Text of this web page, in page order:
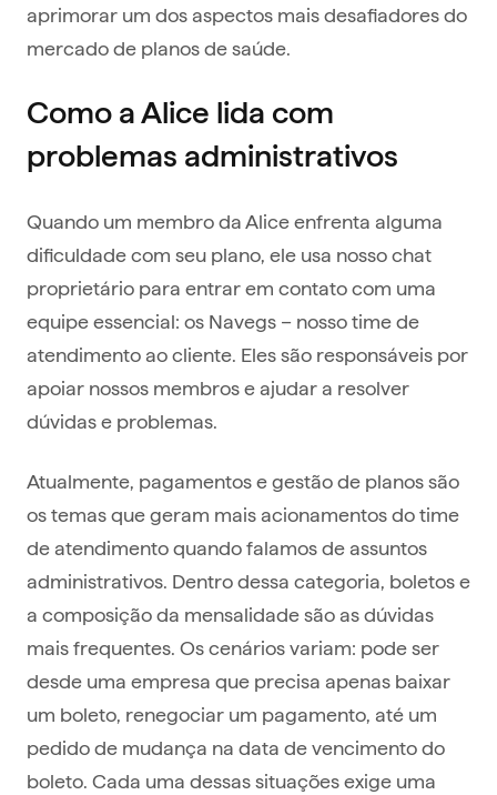
aprimorar um dos aspectos mais desafiadores do
mercado de planos de saúde.
Como a Alice lida com
problemas administrativos
Quando um membro da Alice enfrenta alguma
dificuldade com seu plano, ele usa nosso chat
proprietário para entrar em contato com uma
equipe essencial: os Navegs – nosso time de
atendimento ao cliente. Eles são responsáveis por
apoiar nossos membros e ajudar a resolver
dúvidas e problemas.
Atualmente, pagamentos e gestão de planos são
os temas que geram mais acionamentos do time
de atendimento quando falamos de assuntos
administrativos. Dentro dessa categoria, boletos e
a composição da mensalidade são as dúvidas
mais frequentes. Os cenários variam: pode ser
desde uma empresa que precisa apenas baixar
um boleto, renegociar um pagamento, até um
pedido de mudança na data de vencimento do
boleto. Cada uma dessas situações exige uma